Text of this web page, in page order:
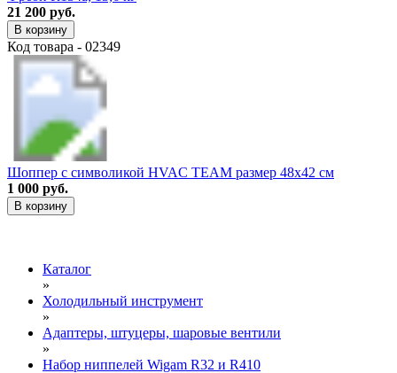
21 200 руб.
В корзину
Код товара - 02349
Шоппер с символикой HVAC TEAM размер 48х42 см
1 000 руб.
В корзину
Каталог
»
Холодильный инструмент
»
Адаптеры, штуцеры, шаровые вентили
»
Набор ниппелей Wigam R32 и R410